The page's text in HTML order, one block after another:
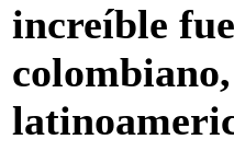
increíble